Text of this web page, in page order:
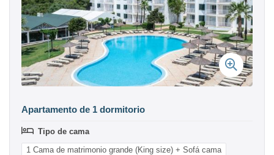
Apartamento de 1 dormitorio
Tipo de cama
1 Cama de matrimonio grande (King size) + Sofá cama